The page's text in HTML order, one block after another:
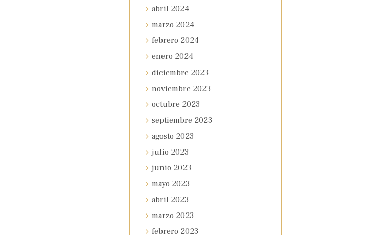
abril 2024
marzo 2024
febrero 2024
enero 2024
diciembre 2023
noviembre 2023
octubre 2023
septiembre 2023
agosto 2023
julio 2023
junio 2023
mayo 2023
abril 2023
marzo 2023
febrero 2023